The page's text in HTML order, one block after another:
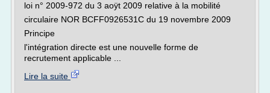
loi n° 2009-972 du 3 aoÿt 2009 relative à la mobilité
circulaire NOR BCFF0926531C du 19 novembre 2009
Principe
l'intégration directe est une nouvelle forme de
recrutement applicable ...
Lire la suite